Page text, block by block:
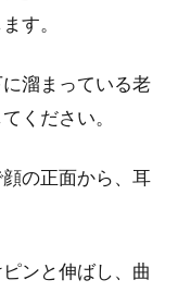
す。
溜まっている老
ください。
の正面から、耳
ンと伸ばし、曲